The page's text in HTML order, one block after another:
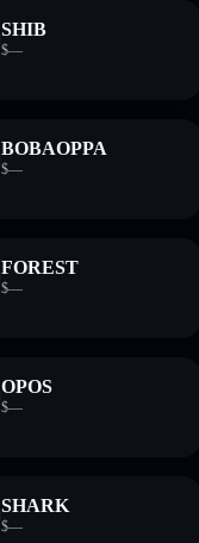
SHIB
$—
BOBAOPPA
$—
FOREST
$—
OPOS
$—
SHARK
$—